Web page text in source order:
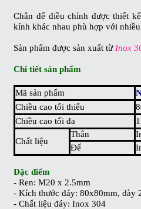
Chân đế điều chỉnh được thiết
kính khác nhau phù hợp với
Sản phẩm được sản xuất từ Inox
Chi tiết sản phẩm
Mã sản phẩm
Chiều cao tối thiểu
Chiều cao tối đa
Chất liệu
Thân
Đế
Đặc điểm
- Ren: M20 x 2.5mm
-Kích thước đáy: 80x80mm, dày
- Chất liệu đáy: Inox 304